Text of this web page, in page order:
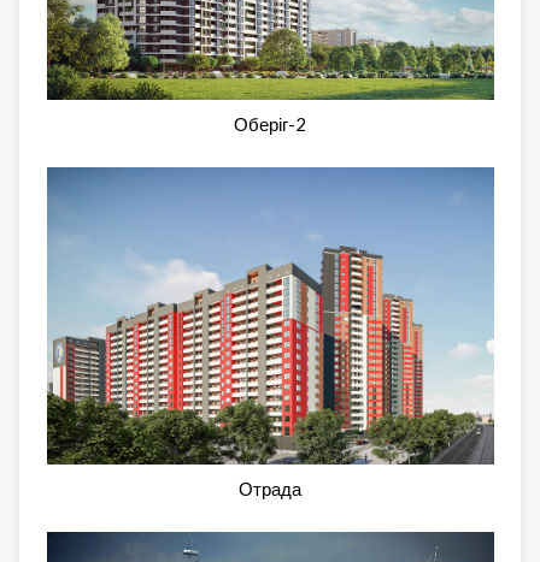
Оберіг-2
Отрада